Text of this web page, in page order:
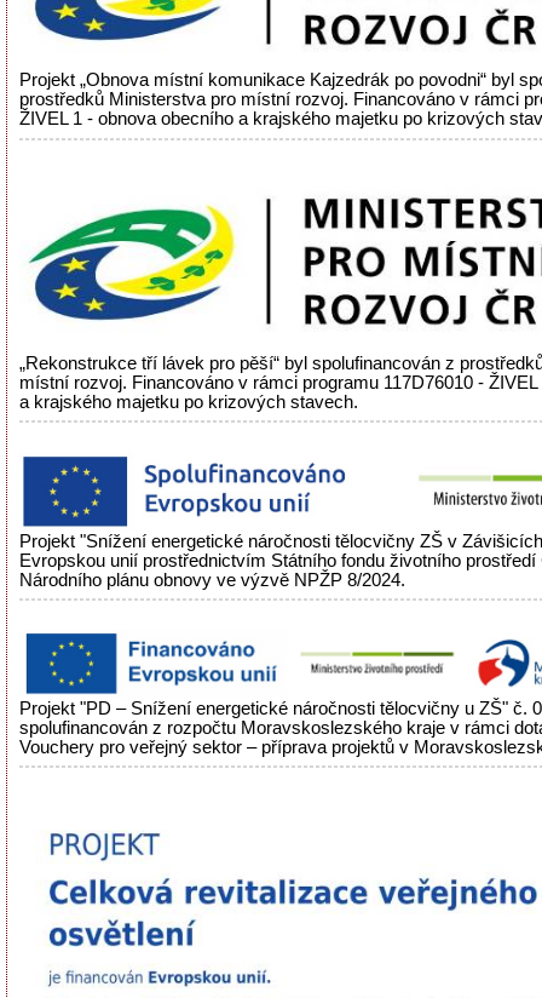
Projekt „Obnova místní komunikace Kajzedrák po povodni“ byl
prostředků Ministerstva pro místní rozvoj. Financováno v rámci
ŽIVEL 1 - obnova obecního a krajského majetku po krizových
„Rekonstrukce tří lávek pro pěší“ byl spolufinancován z
místní rozvoj. Financováno v rámci programu 117D76010 -
a krajského majetku po krizových stavech.
Projekt "Snížení energetické náročnosti tělocvičny ZŠ v
Evropskou unií prostřednictvím Státního fondu životního
Národního plánu obnovy ve výzvě NPŽP 8/2024.
Projekt "PD – Snížení energetické náročnosti tělocvičny u ZŠ" č.
spolufinancován z rozpočtu Moravskoslezského kraje v rámci
Vouchery pro veřejný sektor – příprava projektů v